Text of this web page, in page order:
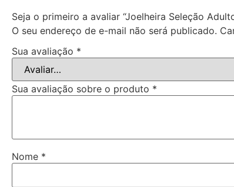
Seja o primeiro a avaliar “Joelheira Seleção
O seu endereço de e-mail não será publicado.
Sua avaliação *
Sua avaliação sobre o produto *
Nome *